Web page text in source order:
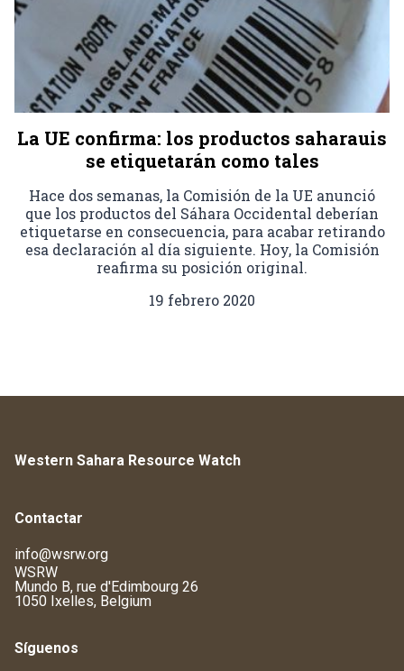
La UE confirma: los productos saharauis
se etiquetarán como tales
Hace dos semanas, la Comisión de la UE anunció
que los productos del Sáhara Occidental deberían
etiquetarse en consecuencia, para acabar retirando
esa declaración al día siguiente. Hoy, la Comisión
reafirma su posición original.
19 febrero 2020
Western Sahara Resource Watch
Contactar
info@wsrw.org
WSRW
Mundo B, rue d'Edimbourg 26
1050 Ixelles, Belgium
Síguenos